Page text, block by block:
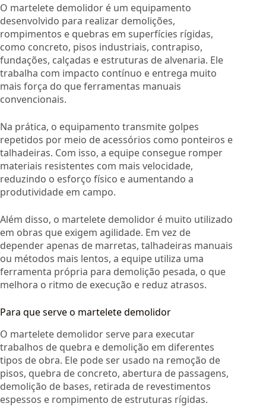
O martelete demolidor é um equipamento
desenvolvido para realizar demolições,
rompimentos e quebras em superfícies rígidas,
como concreto, pisos industriais, contrapiso,
fundações, calçadas e estruturas de alvenaria. Ele
trabalha com impacto contínuo e entrega muito
mais força do que ferramentas manuais
convencionais.
Na prática, o equipamento transmite golpes
repetidos por meio de acessórios como ponteiros e
talhadeiras. Com isso, a equipe consegue romper
materiais resistentes com mais velocidade,
reduzindo o esforço físico e aumentando a
produtividade em campo.
Além disso, o martelete demolidor é muito utilizado
em obras que exigem agilidade. Em vez de
depender apenas de marretas, talhadeiras manuais
ou métodos mais lentos, a equipe utiliza uma
ferramenta própria para demolição pesada, o que
melhora o ritmo de execução e reduz atrasos.
Para que serve o martelete demolidor
O martelete demolidor serve para executar
trabalhos de quebra e demolição em diferentes
tipos de obra. Ele pode ser usado na remoção de
pisos, quebra de concreto, abertura de passagens,
demolição de bases, retirada de revestimentos
espessos e rompimento de estruturas rígidas.